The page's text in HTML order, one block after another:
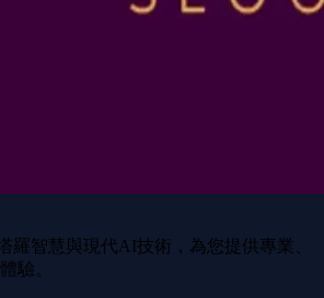
羅智慧與現代AI技術，為您提供專業、
驗。